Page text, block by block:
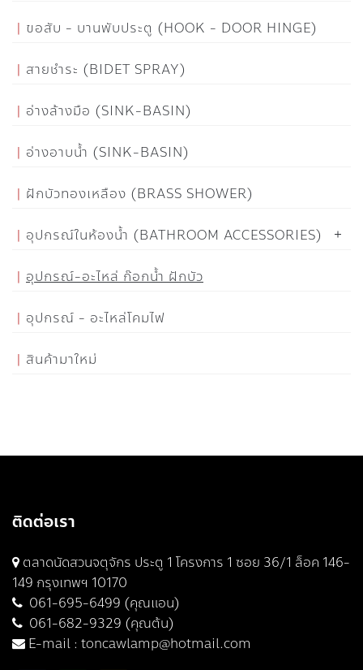
ขอสับ - บานพับประตู (HOOK - DOOR HINGE)
สายชำระ (BIDET SPRAY)
อ่างล้างมือ (SINK-BASIN)
อ่างอาบน้ำ (SINK-BASIN)
ฝักบัวทองเหลือง (BRASS SHOWER)
อุปกรณ์ในห้องน้ำ (BATHROOM ACCESSORIES)
อุปกรณ์-อะไหล่ ก๊อกน้ำ ฝักบัว
อุปกรณ์ - อะไหล่โคมไฟ
สินค้ามาใหม่
ติดต่อเรา
ตลาดนัดสวนจตุจักร ประตู 1 โครงการ 1 ซอย 36/1 ล็อค 146-
149 กรุงเทพฯ 10170
061-695-6499 (คุณแอน)
061-682-9329 (คุณต้น)
E-mail : toncawlamp@hotmail.com